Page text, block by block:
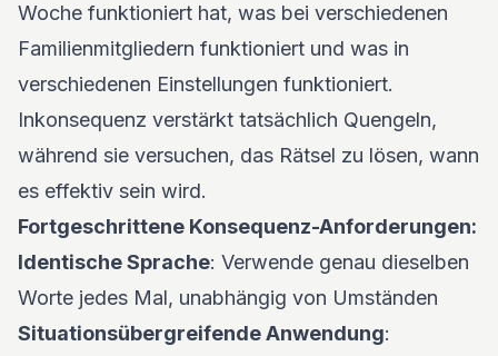
Woche funktioniert hat, was bei verschiedenen
Familienmitgliedern funktioniert und was in
verschiedenen Einstellungen funktioniert.
Inkonsequenz verstärkt tatsächlich Quengeln,
während sie versuchen, das Rätsel zu lösen, wann
es effektiv sein wird.
Fortgeschrittene Konsequenz-Anforderungen:
Identische Sprache: Verwende genau dieselben
Worte jedes Mal, unabhängig von Umständen
Situationsübergreifende Anwendung: